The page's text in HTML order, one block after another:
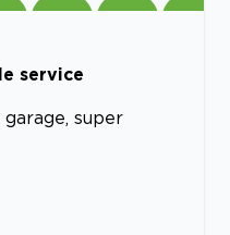
service
super